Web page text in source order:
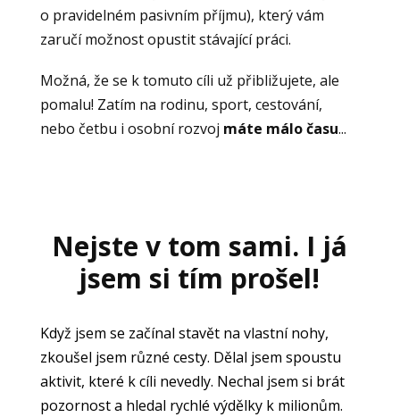
o pravidelném pasivním příjmu), který vám
zaručí možnost opustit stávající práci.
Možná, že se k tomuto cíli už přibližujete, ale
pomalu! Zatím na rodinu, sport, cestování,
nebo četbu i osobní rozvoj máte málo času...
Nejste v tom sami. I já
jsem si tím prošel!
Když jsem se začínal stavět na vlastní nohy,
zkoušel jsem různé cesty. Dělal jsem spoustu
aktivit, které k cíli nevedly. Nechal jsem si brát
pozornost a hledal rychlé výdělky k milionům.